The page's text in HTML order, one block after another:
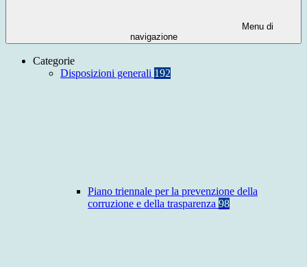
Menu di
navigazione
Categorie
Disposizioni generali 192
Piano triennale per la prevenzione della
corruzione e della trasparenza 98